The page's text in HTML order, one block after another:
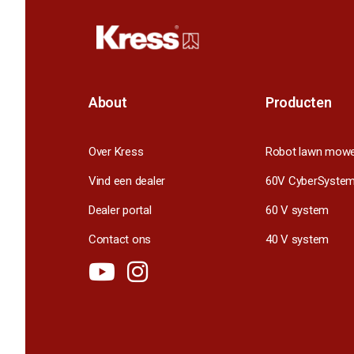
About
Over Kress
Vind een dealer
Dealer portal
Contact ons
Producten
Robot lawn
60V CyberSystem
60 V system
40 V system